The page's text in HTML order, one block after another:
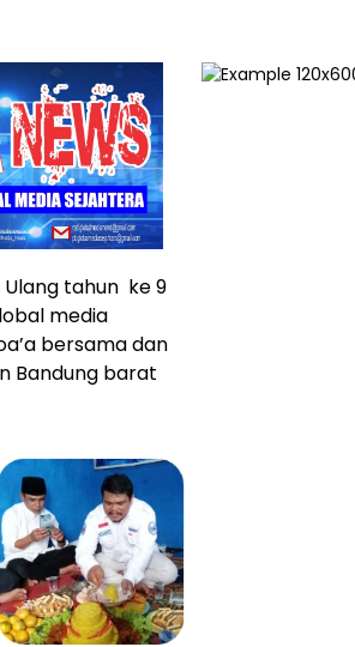
tahun ke 9
media
bersama dan
Bandung barat